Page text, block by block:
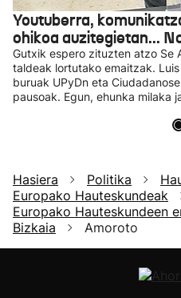
Youtuberra,
ohikoa auzitegietan...
Gutxik espero zituzten atzo Se
taldeak lortutako emaitzak.
buruak UPyDn eta
pausoak. Egun, ehunka milaka
Hasiera Politika
Europako Hauteskundeak
Europako Hauteskundeen
Bizkaia
Amoroto